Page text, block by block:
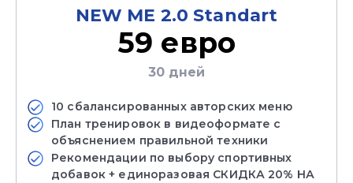
NEW ME 2.0 Standart
59 евро
30 дней
10 сбалансированных авторских меню
План тренировок в видеоформате с
объяснением правильной техники
Рекомендации по выбору спортивных
добавок + единоразовая СКИДКА 20% НА